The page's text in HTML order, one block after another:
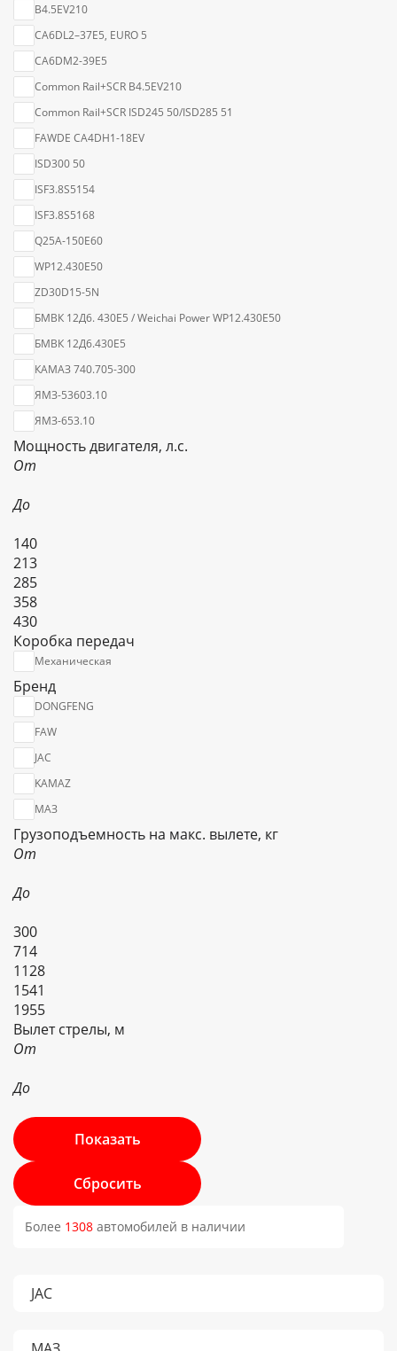
B4.5EV210
CA6DL2–37E5, EURO 5
CA6DМ2-39E5
Common Rail+SCR B4.5EV210
Common Rail+SCR ISD245 50/ISD285 51
FAWDE CA4DH1-18EV
ISD300 50
ISF3.8S5154
ISF3.8S5168
Q25A-150E60
WP12.430E50
ZD30D15-5N
БМВК 12Д6. 430Е5 / Weichai Power WP12.430E50
БМВК 12Д6.430Е5
КАМАЗ 740.705-300
ЯМЗ-53603.10
ЯМЗ-653.10
Мощность двигателя, л.с.
От
До
140
213
285
358
430
Коробка передач
Механическая
Бренд
DONGFENG
FAW
JAC
KAMAZ
МАЗ
Грузоподъемность на макс. вылете, кг
От
До
300
714
1128
1541
1955
Вылет стрелы, м
От
До
Более 1308 автомобилей в наличии
JAC